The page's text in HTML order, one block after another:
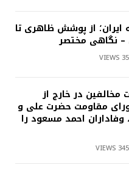
از پوشش ظاهری تا
– نگاهی مختصر
VIEWS
مخالفین در خارج از
مقاومت حضرت علی و
وفاداران احمد مسعود را
345
VIEWS